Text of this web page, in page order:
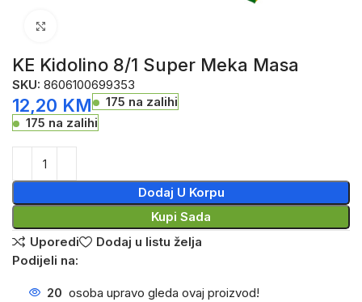
KE Kidolino 8/1 Super Meka Masa
SKU:8606100699353
12,20 KM
175 na zalihi
175 na zalihi
Dodaj U Korpu
Kupi Sada
Uporedi
Dodaj u listu želja
Podijeli na:
20 osoba upravo gleda ovaj proizvod!